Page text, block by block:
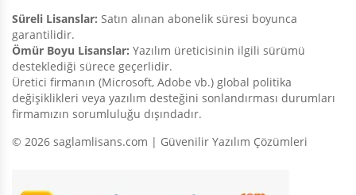
Süreli Lisanslar: Satın alınan abonelik süresi boyunca
garantilidir.
Ömür Boyu Lisanslar: Yazılım üreticisinin ilgili sürümü
desteklediği sürece geçerlidir.
Üretici firmanın (Microsoft, Adobe vb.) global politika
değişiklikleri veya yazılım desteğini sonlandırması durumları
firmamızın sorumluluğu dışındadır.
© 2026 saglamlisans.com | Güvenilir Yazılım Çözümleri